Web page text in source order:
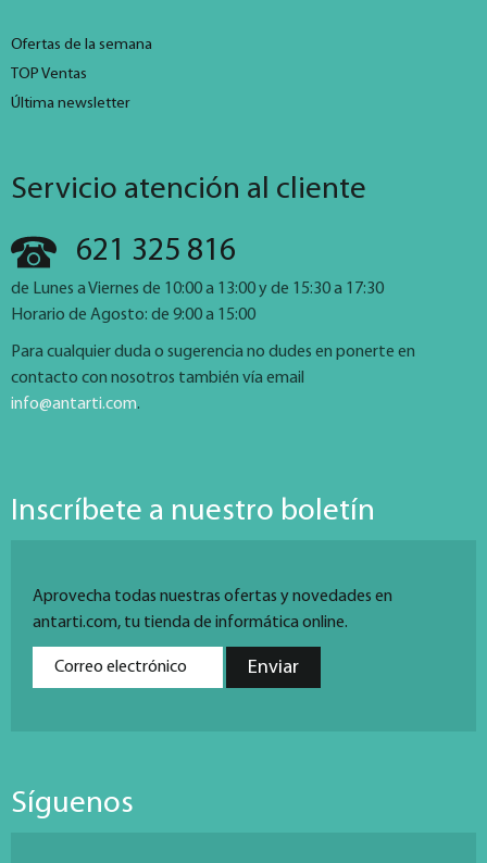
Ofertas de la semana
TOP Ventas
Última newsletter
Servicio atención al cliente
621 325 816
de Lunes a Viernes de 10:00 a 13:00 y de 15:30 a 17:30
Horario de Agosto: de 9:00 a 15:00
Para cualquier duda o sugerencia no dudes en ponerte en
contacto con nosotros también vía email
info@antarti.com.
Inscríbete a nuestro boletín
Aprovecha todas nuestras ofertas y novedades en
antarti.com, tu tienda de informática online.
Síguenos